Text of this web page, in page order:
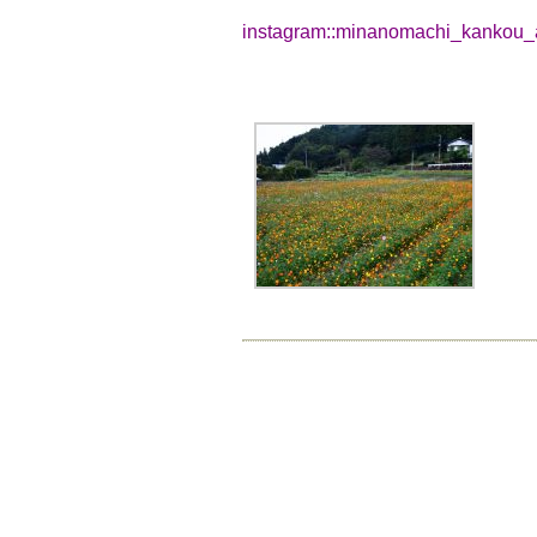
instagram::